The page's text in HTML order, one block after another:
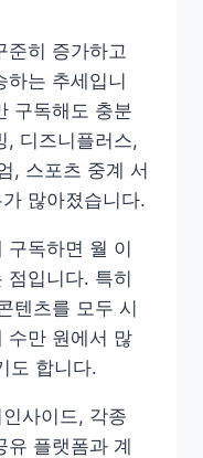
준히 증가하고
하는 추세입니
구독해도 충분
, 디즈니플러스,
, 스포츠 중계 서
많아졌습니다.
구독하면 월 이
점입니다. 특히
텐츠를 모두 시
수만 원에서 많
도 합니다.
사이드, 각종
유 플랫폼과 계